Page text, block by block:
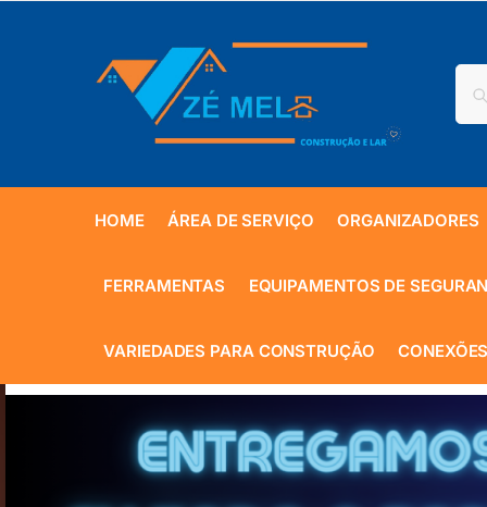
HOME ÁREA DE SERVIÇO ORGANIZADORES
FERRAMENTAS EQUIPAMENTOS DE
VARIEDADES PARA CONSTRUÇÃO